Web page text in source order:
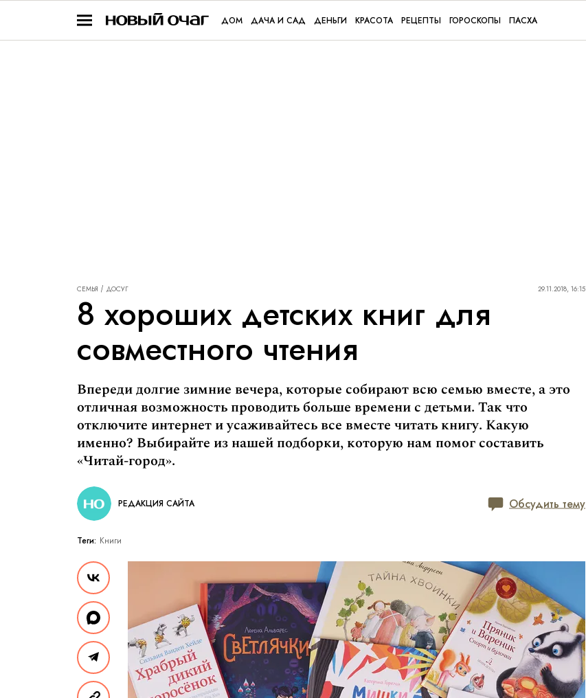
ДОМ ДАЧА И САД ДЕНЬГИ КРАСОТА РЕЦЕПТЫ ГОРОСКОПЫ ПАСХА
СЕМЬЯ ДОСУГ 29.11.2018, 16:15
8 хороших детских книг для
совместного чтения
Впереди долгие зимние вечера, которые собирают всю семью вместе, а это
отличная возможность проводить больше времени с детьми. Так что
отключите интернет и усаживайтесь все вместе читать книгу. Какую
именно? Выбирайте из нашей подборки, которую нам помог составить
«Читай-город».
РЕДАКЦИЯ САЙТА Обсудить тему
Теги: Книги